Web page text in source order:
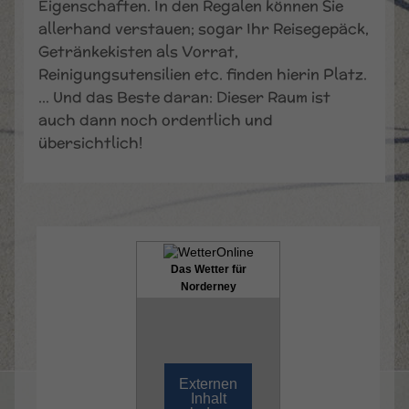
Eigenschaften. In den Regalen können Sie
allerhand verstauen; sogar Ihr Reisegepäck,
Getränkekisten als Vorrat,
Reinigungsutensilien etc. finden hierin Platz.
… Und das Beste daran: Dieser Raum ist
auch dann noch ordentlich und
übersichtlich!
Das Wetter für
Norderney
Externen
Inhalt
Anbieter TYPO3
Laufzeit 1 Jahr
Zweck
Enthält die gewählten Cookie-
Einstellungen.